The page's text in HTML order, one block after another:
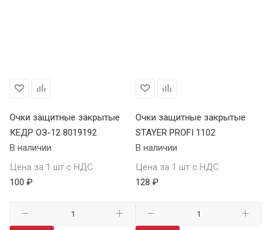
Очки защитные закрытые
КЕДР ОЗ-12 8019192
В наличии
Цена за 1 шт с НДС
100 ₽
Очки защитные закрытые
STAYER PROFI 1102
В наличии
Цена за 1 шт с НДС
128 ₽